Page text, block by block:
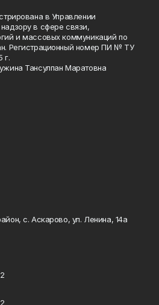
в Управлении
в сфере связи,
и массовых коммуникаций по
Регистрационный номер ПИ № ТУ
г.
Тансулпан Маратовна
с. Аскарово, ул. Ленина, 14а